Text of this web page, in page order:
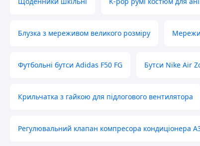
Блузка з мереживом великого розміру
Футбольні бутси Adidas F50 FG Бутси Nike Air
Крильчатка з гайкою для підлогового вентилятора
Регулювальний клапан компресора кондиціонера